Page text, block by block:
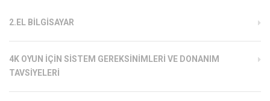
2.EL BILGISAYAR
4K OYUN İÇIN SISTEM GEREKSINIMLERI VE DONANIM
TAVSIYELERI